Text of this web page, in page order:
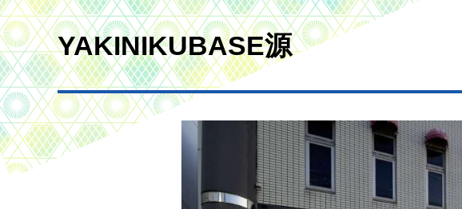
YAKINIKUBASE源